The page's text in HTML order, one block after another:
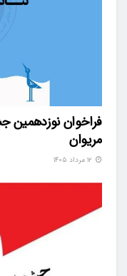
فراخوان نوزدهمین
مریوان